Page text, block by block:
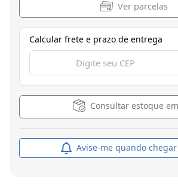
Ver parcelas
Calcular frete e prazo de entrega
Consultar estoque
Avise-me quando